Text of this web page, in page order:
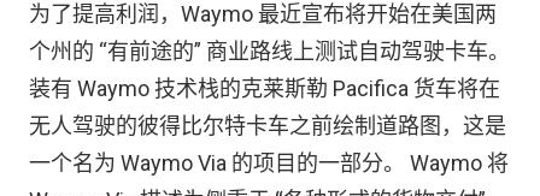
为了提高利润，Waymo 最近宣布将开始在美国两
个州的 “有前途的” 商业路线上测试自动驾驶卡车。
装有 Waymo 技术栈的克莱斯勒 Pacifica 货车将在
无人驾驶的彼得比尔特卡车之前绘制道路图，这是
一个名为 Waymo Via 的项目的一部分。 Waymo 将